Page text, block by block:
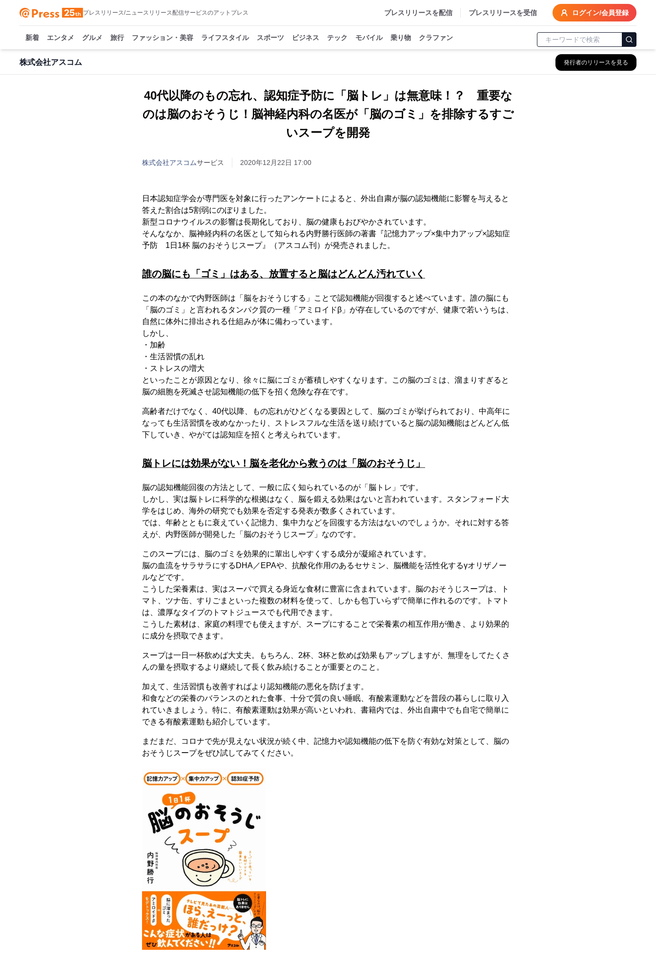
プレスリリース/ニュースリリース配信サービスのアットプレス プレスリリースを配信 プレスリリースを受信 ログイン/会員登録
新着 エンタメ グルメ 旅行 ファッション・美容 ライフスタイル スポーツ ビジネス テック モバイル 乗り物 クラファン
株式会社アスコム 発行者のリリースを見る
40代以降のもの忘れ、認知症予防に「脳トレ」は無意味！？ 重要な
のは脳のおそうじ！脳神経内科の名医が「脳のゴミ」を排除するすご
いスープを開発
株式会社アスコムサービス 2020年12月22日 17:00
日本認知症学会が専門医を対象に行ったアンケートによると、外出自粛が脳の認知機能に影響を与えると
答えた割合は5割弱にのぼりました。
新型コロナウイルスの影響は長期化しており、脳の健康もおびやかされています。
そんななか、脳神経内科の名医として知られる内野勝行医師の著書『記憶力アップ×集中力アップ×認知症
予防 1日1杯 脳のおそうじスープ』（アスコム刊）が発売されました。
誰の脳にも「ゴミ」はある、放置すると脳はどんどん汚れていく
この本のなかで内野医師は「脳をおそうじする」ことで認知機能が回復すると述べています。誰の脳にも
「脳のゴミ」と言われるタンパク質の一種「アミロイドβ」が存在しているのですが、健康で若いうちは、
自然に体外に排出される仕組みが体に備わっています。
しかし、
・加齢
・生活習慣の乱れ
・ストレスの増大
といったことが原因となり、徐々に脳にゴミが蓄積しやすくなります。この脳のゴミは、溜まりすぎると
脳の細胞を死滅させ認知機能の低下を招く危険な存在です。
高齢者だけでなく、40代以降、もの忘れがひどくなる要因として、脳のゴミが挙げられており、中高年に
なっても生活習慣を改めなかったり、ストレスフルな生活を送り続けていると脳の認知機能はどんどん低
下していき、やがては認知症を招くと考えられています。
脳トレには効果がない！脳を老化から救うのは「脳のおそうじ」
脳の認知機能回復の方法として、一般に広く知られているのが「脳トレ」です。
しかし、実は脳トレに科学的な根拠はなく、脳を鍛える効果はないと言われています。スタンフォード大
学をはじめ、海外の研究でも効果を否定する発表が数多くされています。
では、年齢とともに衰えていく記憶力、集中力などを回復する方法はないのでしょうか。それに対する答
えが、内野医師が開発した「脳のおそうじスープ」なのです。
このスープには、脳のゴミを効果的に輩出しやすくする成分が凝縮されています。
脳の血流をサラサラにするDHA／EPAや、抗酸化作用のあるセサミン、脳機能を活性化するγオリザノー
ルなどです。
こうした栄養素は、実はスーパで買える身近な食材に豊富に含まれています。脳のおそうじスープは、ト
マト、ツナ缶、すりごまといった複数の材料を使って、しかも包丁いらずで簡単に作れるのです。トマト
は、濃厚なタイプのトマトジュースでも代用できます。
こうした素材は、家庭の料理でも使えますが、スープにすることで栄養素の相互作用が働き、より効果的
に成分を摂取できます。
スープは一日一杯飲めば大丈夫。もちろん、2杯、3杯と飲めば効果もアップしますが、無理をしてたくさ
んの量を摂取するより継続して長く飲み続けることが重要とのこと。
加えて、生活習慣も改善すればより認知機能の悪化を防げます。
和食などの栄養のバランスのとれた食事、十分で質の良い睡眠、有酸素運動などを普段の暮らしに取り入
れていきましょう。特に、有酸素運動は効果が高いといわれ、書籍内では、外出自粛中でも自宅で簡単に
できる有酸素運動も紹介しています。
まだまだ、コロナで先が見えない状況が続く中、記憶力や認知機能の低下を防ぐ有効な対策として、脳の
おそうじスープをぜひ試してみてください。